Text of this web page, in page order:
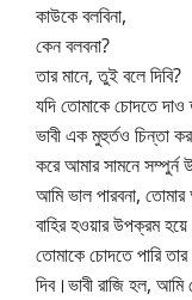
কাউকে বলবিনা,
কেন বলবনা?
তার মানে, তুই বলে দিবি?
যদি তোমাকে চোদতে দাও
ভাবী এক মুহুর্তও চিন্তা
করে আমার সামনে
আমি ভাল পারবনা,
বাহির হওয়ার উপক্রম
তোমাকে চোদতে পারি
দিব।ভাবী রাজি হল, আমি